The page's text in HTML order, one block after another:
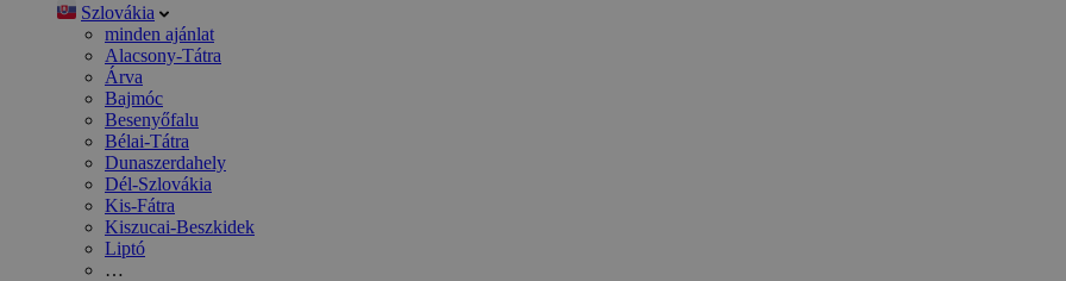
Szlovákia
minden ajánlat
Alacsony-Tátra
Árva
Bajmóc
Besenyőfalu
Bélai-Tátra
Dunaszerdahely
Dél-Szlovákia
Kis-Fátra
Kiszucai-Beszkidek
Liptó
…